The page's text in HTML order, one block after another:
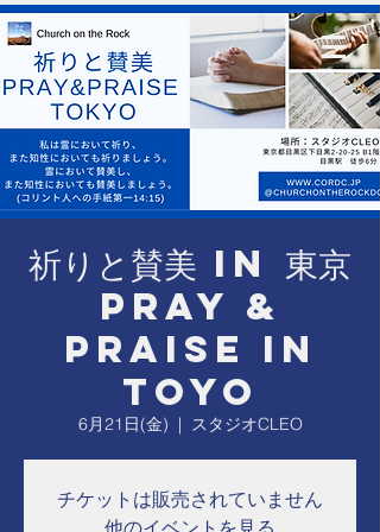
祈りと賛美 in 東京
Pray &
Praise in
Toyo
6月21日(金)
  |
スタジオCLEO
チケットは販売されていません